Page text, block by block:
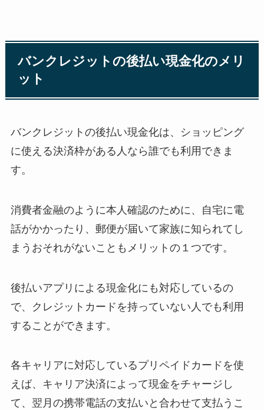
バンクレジットの後払い現金化のメリ
ット
バンクレジットの後払い現金化は、ショッピング
に使える決済枠がある人なら誰でも利用できま
す。
消費者金融のように本人確認のために、自宅に電
話がかかったり、郵便が届いて家族に知られてし
まうおそれがないこともメリットの１つです。
後払いアプリによる現金化にも対応しているの
で、クレジットカードを持っていない人でも利用
することができます。
各キャリアに対応しているプリペイドカードを使
えば、キャリア決済によって現金をチャージし
て、翌月の携帯電話の支払いと合わせて支払うこ